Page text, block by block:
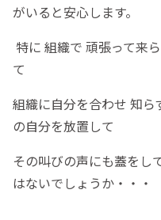
がいると安心します。
特に 組織で 頑張って来
て
組織に自分を合わせ 知
の自分を放置して
その叫びの声にも蓋をし
はないでしょうか・・・